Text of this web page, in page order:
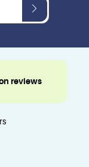
reviews